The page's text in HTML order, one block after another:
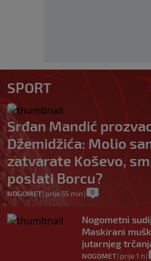
SPORT
Srđan Mandić
Džemidžića: Molio
zatvarate Koševo,
poslati Borcu?
NOGOMET| prije 55 min | 0
Nogometni
Maskirani
jutarnjeg
NOGOMET| prije 1 h |